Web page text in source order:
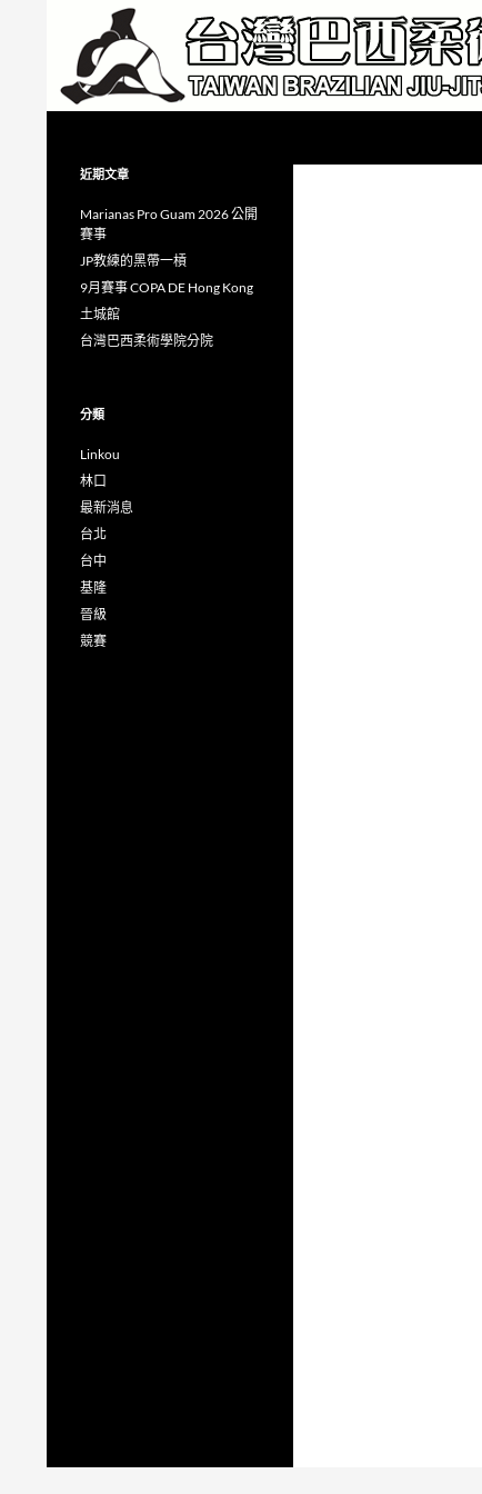
近期文章
Marianas Pro Guam 2026 公開
賽事
JP教練的黑帶一槓
9月賽事 COPA DE Hong Kong
土城館
台灣巴西柔術學院分院
分類
Linkou
林口
最新消息
台北
台中
基隆
晉級
競賽